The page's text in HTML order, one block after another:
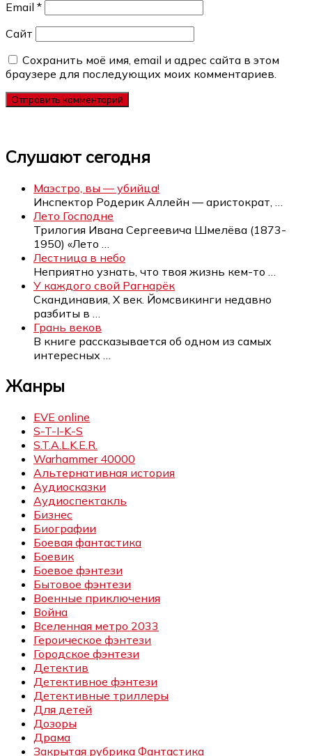
Email *
Сайт
Сохранить моё имя, email и адрес сайта в этом
браузере для последующих моих комментариев.
Слушают сегодня
Маэстро, вы — убийца!
Инспектор Родерик Аллейн — аристократ,
Лето Господне
Трилогия Ивана Сергеевича Шмелёва (1873-
1950) «Лето
Лестница в небо
Неприятно узнать, что твоя жизнь кем-то
У каждого свой Рагнарёк
Скандинавия, Х век. Йомсвикинги недавно
разбиты в
Грань веков
В книге рассказывается об одном из самых
интересных
Жанры
EVE online
S-T-I-K-S
S.T.A.L.K.E.R.
Warhammer 40000
Альтернативная история
Аудиосказки
Аудиоспектакль
Бизнес
Биографии
Боевая фантастика
Боевик
Боевое фэнтези
Бытовое фэнтези
Военные приключения
Война
Вселенная метро 2033
Героическое фэнтези
Городское фэнтези
Детектив
Детективное фэнтези
Детективные триллеры
Для детей
Дозоры
Драма
Закрытая рубрика Фантастика